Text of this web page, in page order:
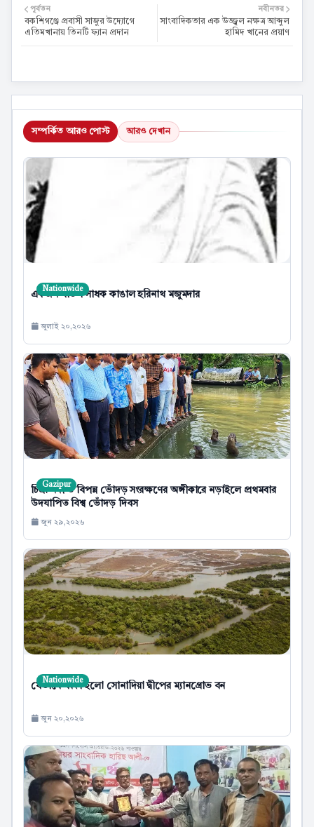
নবীনতর
সাংবাদিকতার এক উজ্জ্বল নক্ষত্র আব্দুল
হামিদ খানের প্রয়াণ
পূর্বতন
বকশিগঞ্জে প্রবাসী সাজুর উদ্যোগে
এতিমখানায় তিনটি ফ্যান প্রদান
সম্পর্কিত আরও পোস্ট আরও দেখান
Nationwide
একজন বাউল সাধক কাঙাল হরিনাথ মজুমদার
জুলাই ২০,২০২৬
Gazipur
চিত্রা নদী ও বিপন্ন ভোঁদড় সংরক্ষণের অঙ্গীকারে নড়াইলে প্রথমবার
উদযাপিত বিশ্ব ভোঁদড় দিবস
জুন ২৯,২০২৬
Nationwide
যেভাবে ধ্বংস হলো সোনাদিয়া দ্বীপের ম্যানগ্রোভ বন
জুন ২০,২০২৬